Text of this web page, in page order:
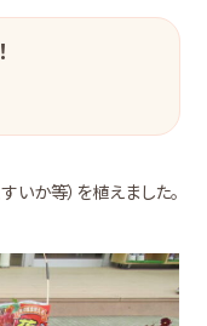
いか等）を植えました。